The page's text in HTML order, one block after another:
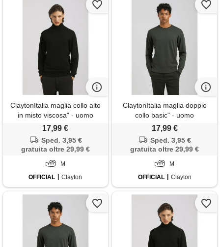
ClaytonItalia maglia collo alto
in misto viscosa" - uomo
17,99 €
Sped. 3,95 €
gratuita oltre 29,99 €
M
OFFICIAL
Clayton
ClaytonItalia maglia doppio
collo basic" - uomo
17,99 €
Sped. 3,95 €
gratuita oltre 29,99 €
M
OFFICIAL
Clayton